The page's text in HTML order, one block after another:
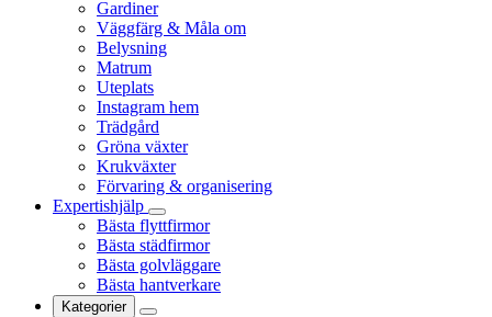
Gardiner
Väggfärg & Måla om
Belysning
Matrum
Uteplats
Instagram hem
Trädgård
Gröna växter
Krukväxter
Förvaring & organisering
Expertishjälp
Bästa flyttfirmor
Bästa städfirmor
Bästa golvläggare
Bästa hantverkare
Kategorier